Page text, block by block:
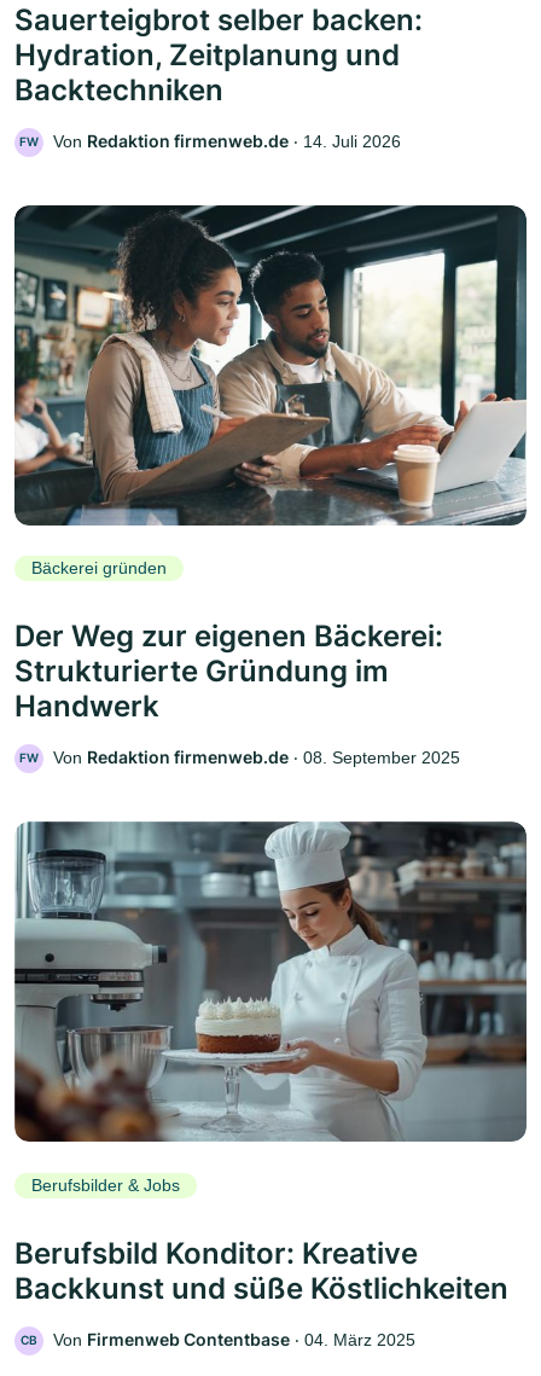
Sauerteigbrot selber backen:
Hydration, Zeitplanung und
Backtechniken
FW Von Redaktion firmenweb.de ‧ 14. Juli 2026
Bäckerei gründen
Der Weg zur eigenen Bäckerei:
Strukturierte Gründung im
Handwerk
FW Von Redaktion firmenweb.de ‧ 08. September 2025
Berufsbilder & Jobs
Berufsbild Konditor: Kreative
Backkunst und süße Köstlichkeiten
CB Von Firmenweb Contentbase ‧ 04. März 2025